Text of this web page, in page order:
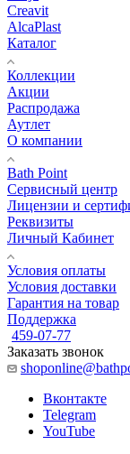
Creavit
AlcaPlast
Каталог
Коллекции
Акции
Распродажа
Аутлет
О компании
Bath Point
Сервисный центр
Лицензии и
Реквизиты
Личный Кабинет
Условия оплаты
Условия доставки
Гарантия на товар
Поддержка
459-07-77
Заказать звонок
Вконтакте
Telegram
YouTube